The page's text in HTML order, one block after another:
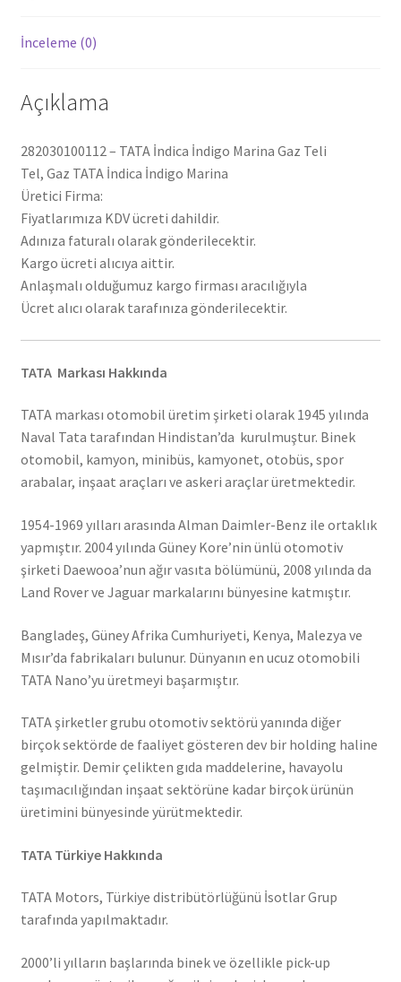
İnceleme (0)
Açıklama
282030100112 – TATA İndica İndigo Marina Gaz Teli
Tel, Gaz TATA İndica İndigo Marina
Üretici Firma:
Fiyatlarımıza KDV ücreti dahildir.
Adınıza faturalı olarak gönderilecektir.
Kargo ücreti alıcıya aittir.
Anlaşmalı olduğumuz kargo firması aracılığıyla
Ücret alıcı olarak tarafınıza gönderilecektir.
TATA Markası Hakkında
TATA markası otomobil üretim şirketi olarak 1945 yılında
Naval Tata tarafından Hindistan’da kurulmuştur. Binek
otomobil, kamyon, minibüs, kamyonet, otobüs, spor
arabalar, inşaat araçları ve askeri araçlar üretmektedir.
1954-1969 yılları arasında Alman Daimler-Benz ile ortaklık
yapmıştır. 2004 yılında Güney Kore’nin ünlü otomotiv
şirketi Daewooa’nun ağır vasıta bölümünü, 2008 yılında da
Land Rover ve Jaguar markalarını bünyesine katmıştır.
Bangladeş, Güney Afrika Cumhuriyeti, Kenya, Malezya ve
Mısır’da fabrikaları bulunur. Dünyanın en ucuz otomobili
TATA Nano’yu üretmeyi başarmıştır.
TATA şirketler grubu otomotiv sektörü yanında diğer
birçok sektörde de faaliyet gösteren dev bir holding haline
gelmiştir. Demir çelikten gıda maddelerine, havayolu
taşımacılığından inşaat sektörüne kadar birçok ürünün
üretimini bünyesinde yürütmektedir.
TATA Türkiye Hakkında
TATA Motors, Türkiye distribütörlüğünü İsotlar Grup
tarafında yapılmaktadır.
2000’li yılların başlarında binek ve özellikle pick-up